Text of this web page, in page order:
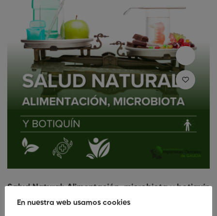
Salud Natural: Alimentación, microbiota y botiquín
(Edición Pontevedra)
En nuestra web usamos cookies